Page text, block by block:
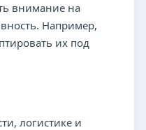
внимание на
Например,
их под
логистике и